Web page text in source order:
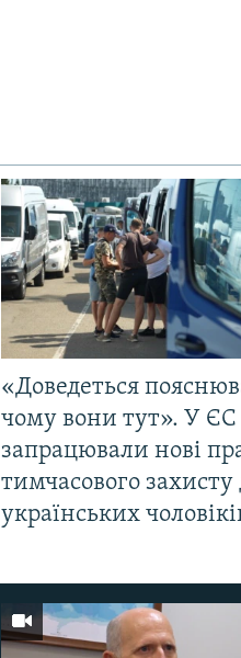
«Доведеться
чому вони тут». У ЄС
запрацювали нові
тимчасового захисту
українських